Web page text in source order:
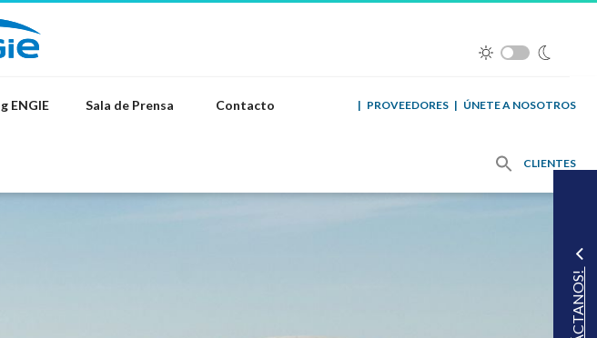
ENGIE Sala de Prensa Contacto ÚNETE A NOSOTROS
|
PROVEEDORES
|
CLIENTES